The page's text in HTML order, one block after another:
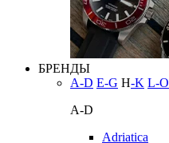
БРЕНДЫ
A-D E-G H-K L-O
A-D
Adriatica